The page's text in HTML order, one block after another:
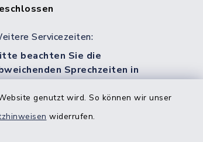
genutzt wird. So können wir unser
widerrufen.
Servicezeiten:
beachten Sie die
Sprechzeiten in